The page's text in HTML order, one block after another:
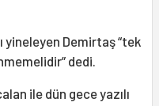
yineleyen Demirtaş “tek
dedi.
ile dün gece yazılı